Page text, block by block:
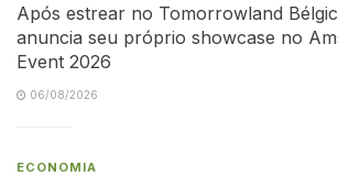
Após estrear no Tomorrowland
anuncia seu próprio showcase no
Event 2026
06/08/2026
ECONOMIA